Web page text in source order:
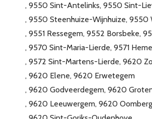
9550 Sint-Antelinks 9550 Sint-
9550 Steenhuize-Wijnhuize 9550
9551 Ressegem 9552 Borsbeke
9570 Sint-Maria-Lierde 9571
9572 Sint-Martens-Lierde 9620
9620 Elene 9620 Erwetegem
9620 Godveerdegem 9620
9620 Leeuwergem 9620